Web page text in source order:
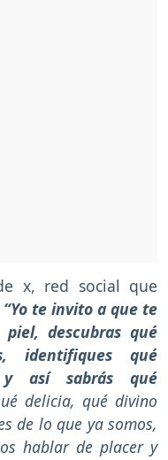
x, red social que
“Yo te invito a que te
descubras qué
identifiques qué
y así sabrás qué
delicia, qué divino
de lo que ya somos,
hablar de placer y